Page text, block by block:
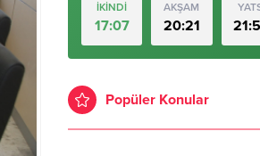
İKİNDİ
17:07
AKŞAM
20:21
Popüler Konular